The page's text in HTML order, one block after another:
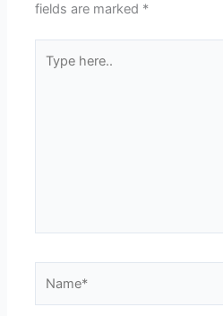
fields are marked *
here..